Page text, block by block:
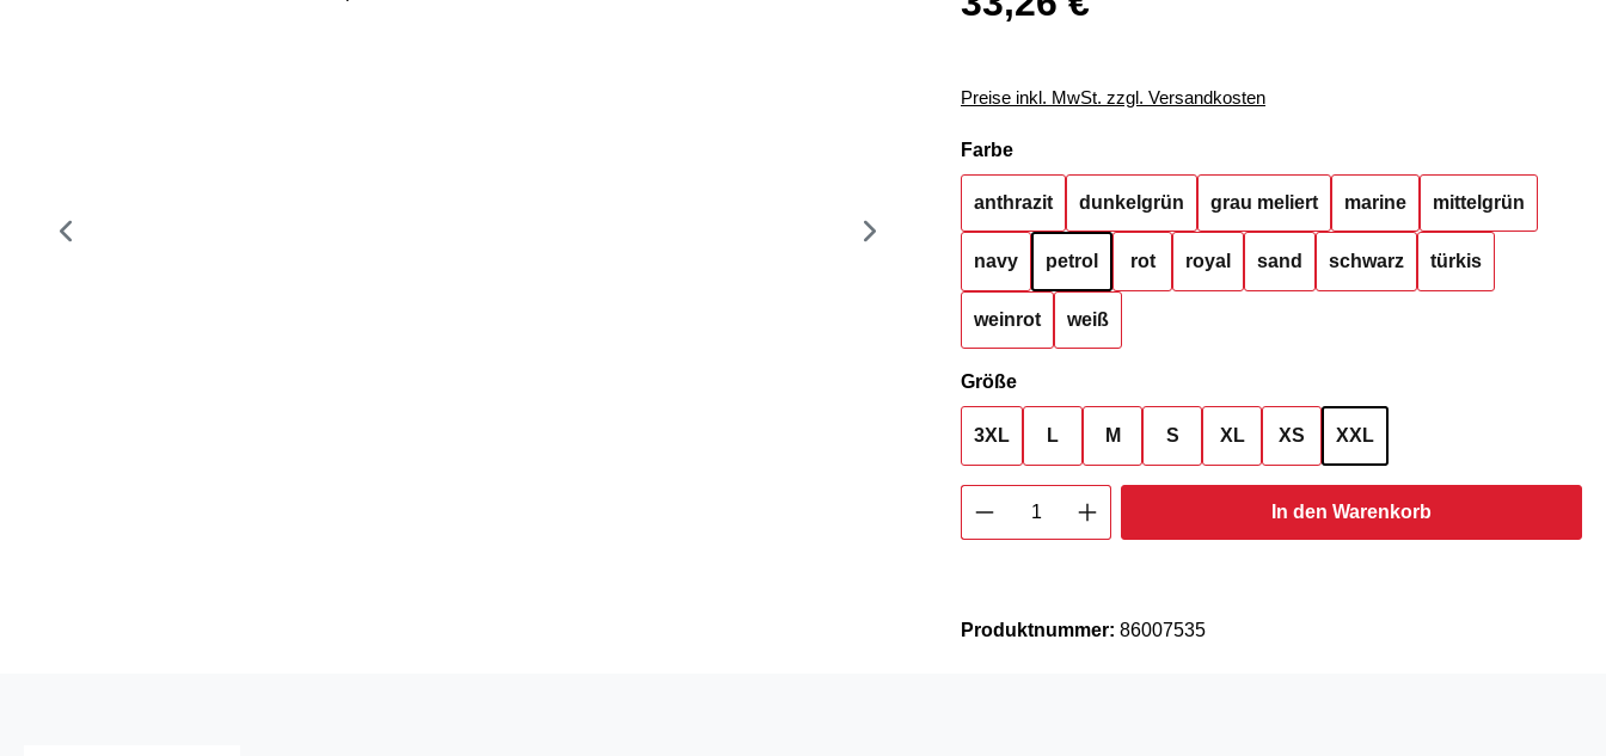
Preise inkl. MwSt. zzgl. Versandkosten
Farbeauswählen
anthrazit dunkelgrün grau meliert marine mittelgrün
navy petrol rot royal sand schwarz türkis
weinrot weiß
Größeauswählen
3XL L M S XL XS XXL
Produkt Anzahl: Gib den gewünschten Wert ein
In den Warenkorb
Produktnummer: 86007535